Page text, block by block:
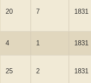
20 7 1831
4 1 1831
25 2 1831